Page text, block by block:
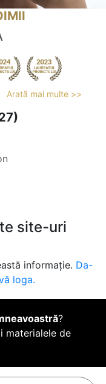
Arată mai multe >>
site-uri
informație. Da-
loga.
?
materialele de